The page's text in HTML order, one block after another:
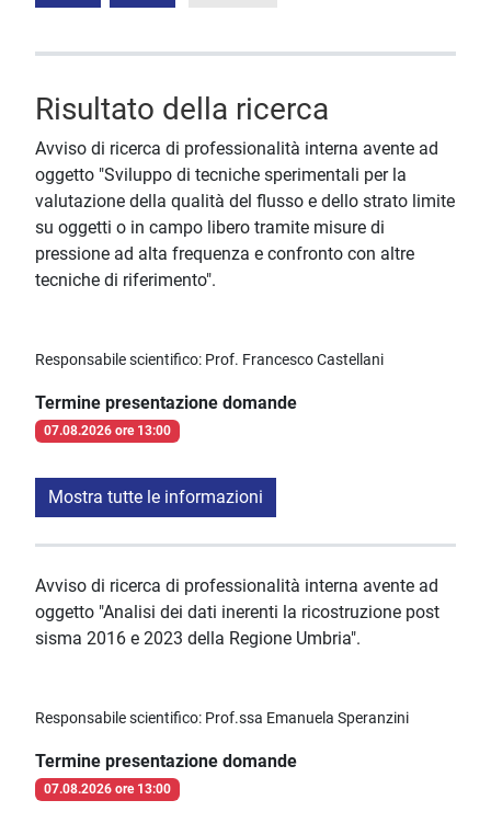
Risultato della ricerca
Avviso di ricerca di professionalità interna avente ad
oggetto "Sviluppo di tecniche sperimentali per la
valutazione della qualità del flusso e dello strato limite
su oggetti o in campo libero tramite misure di
pressione ad alta frequenza e confronto con altre
tecniche di riferimento".
Responsabile scientifico: Prof. Francesco Castellani
Termine presentazione domande
07.08.2026 ore 13:00
Mostra tutte le informazioni
Avviso di ricerca di professionalità interna avente ad
oggetto "Analisi dei dati inerenti la ricostruzione post
sisma 2016 e 2023 della Regione Umbria".
Responsabile scientifico: Prof.ssa Emanuela Speranzini
Termine presentazione domande
07.08.2026 ore 13:00